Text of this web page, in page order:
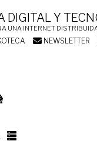
DIGITAL Y
UNA INTERNET
NEWSLETTER